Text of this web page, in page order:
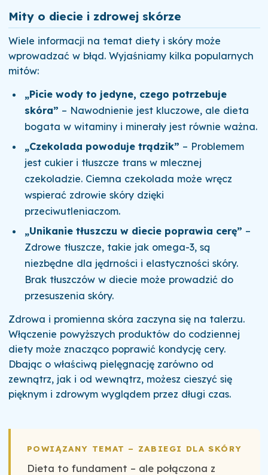
Mity o diecie i zdrowej skórze
Wiele informacji na temat diety i skóry może
wprowadzać w błąd. Wyjaśniamy kilka popularnych
mitów:
„Picie wody to jedyne, czego potrzebuje
skóra” – Nawodnienie jest kluczowe, ale dieta
bogata w witaminy i minerały jest równie ważna.
„Czekolada powoduje trądzik” – Problemem
jest cukier i tłuszcze trans w mlecznej
czekoladzie. Ciemna czekolada może wręcz
wspierać zdrowie skóry dzięki
przeciwutleniaczom.
„Unikanie tłuszczu w diecie poprawia cerę” –
Zdrowe tłuszcze, takie jak omega-3, są
niezbędne dla jędrności i elastyczności skóry.
Brak tłuszczów w diecie może prowadzić do
przesuszenia skóry.
Zdrowa i promienna skóra zaczyna się na talerzu.
Włączenie powyższych produktów do codziennej
diety może znacząco poprawić kondycję cery.
Dbając o właściwą pielęgnację zarówno od
zewnątrz, jak i od wewnątrz, możesz cieszyć się
pięknym i zdrowym wyglądem przez długi czas.
POWIĄZANY TEMAT – ZABIEGI DLA SKÓRY
Dieta to fundament – ale połączona z